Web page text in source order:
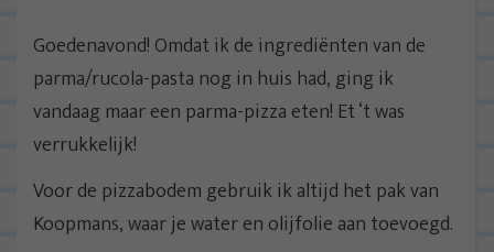
Goedenavond! Omdat ik de ingrediënten van de
parma/rucola-pasta nog in huis had, ging ik
vandaag maar een parma-pizza eten! Et ‘t was
verrukkelijk!
Voor de pizzabodem gebruik ik altijd het pak van
Koopmans, waar je water en olijfolie aan toevoegd.